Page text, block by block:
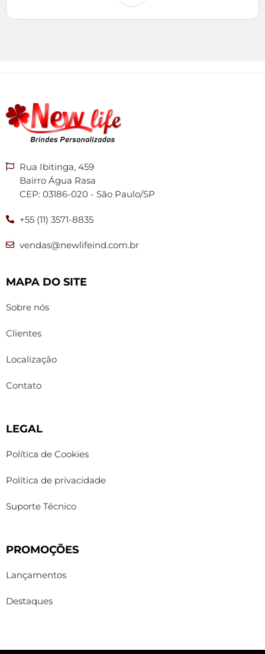
Rua Ibitinga, 459
Bairro Água Rasa
CEP: 03186-020 - São Paulo/SP
+55 (11) 3571-8835
vendas@newlifeind.com.br
MAPA DO SITE
Sobre nós
Clientes
Localização
Contato
LEGAL
Política de Cookies
Política de privacidade
Suporte Técnico
PROMOÇÕES
Lançamentos
Destaques